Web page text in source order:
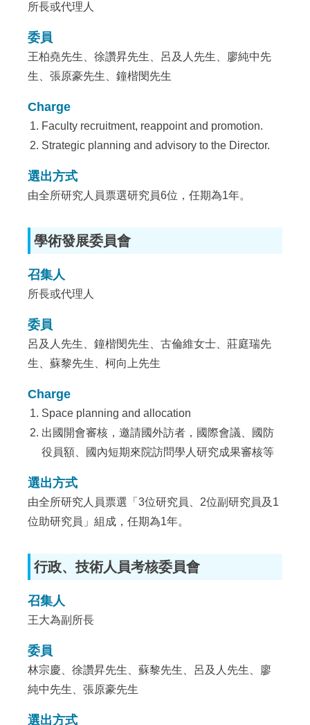
所長或代理人
委員
王柏堯先生、徐讚昇先生、呂及人先生、廖純中先
生、張原豪先生、鐘楷閔先生
Charge
Faculty recruitment, reappoint and promotion.
Strategic planning and advisory to the Director.
選出方式
由全所研究人員票選研究員6位，任期為1年。
學術發展委員會
召集人
所長或代理人
委員
呂及人先生、鐘楷閔先生、古倫維女士、莊庭瑞先
生、蘇黎先生、柯向上先生
Charge
Space planning and allocation
出國開會審核，邀請國外訪者，國際會議、國防
役員額、國內短期來院訪問學人研究成果審核等
選出方式
由全所研究人員票選「3位研究員、2位副研究員及1
位助研究員」組成，任期為1年。
行政、技術人員考核委員會
召集人
王大為副所長
委員
林宗慶、徐讚昇先生、蘇黎先生、呂及人先生、廖
純中先生、張原豪先生
選出方式